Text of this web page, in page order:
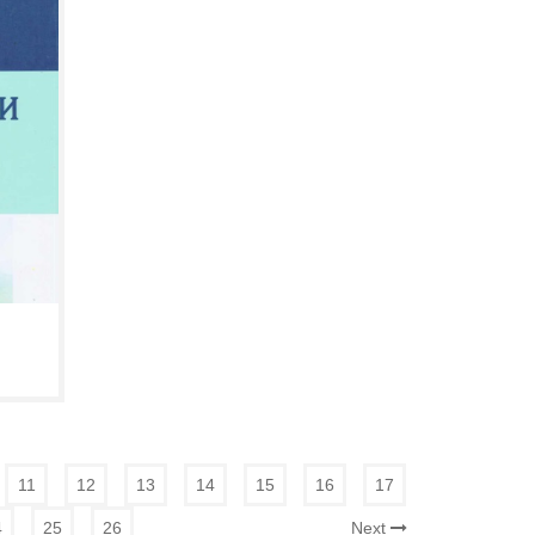
11 12 13 14 15 16 17
25 26 Next